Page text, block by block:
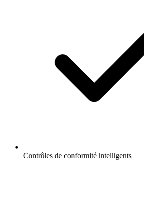
Contrôles de conformité intelligents